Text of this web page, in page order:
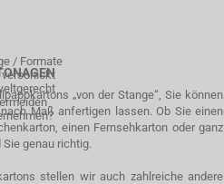
/ Formate
verschickt
„von der Stange“, Sie können
Maß anfertigen lassen. Ob Sie einen
einen Fernsehkarton oder ganz
genau richtig.
stellen wir auch zahlreiche andere